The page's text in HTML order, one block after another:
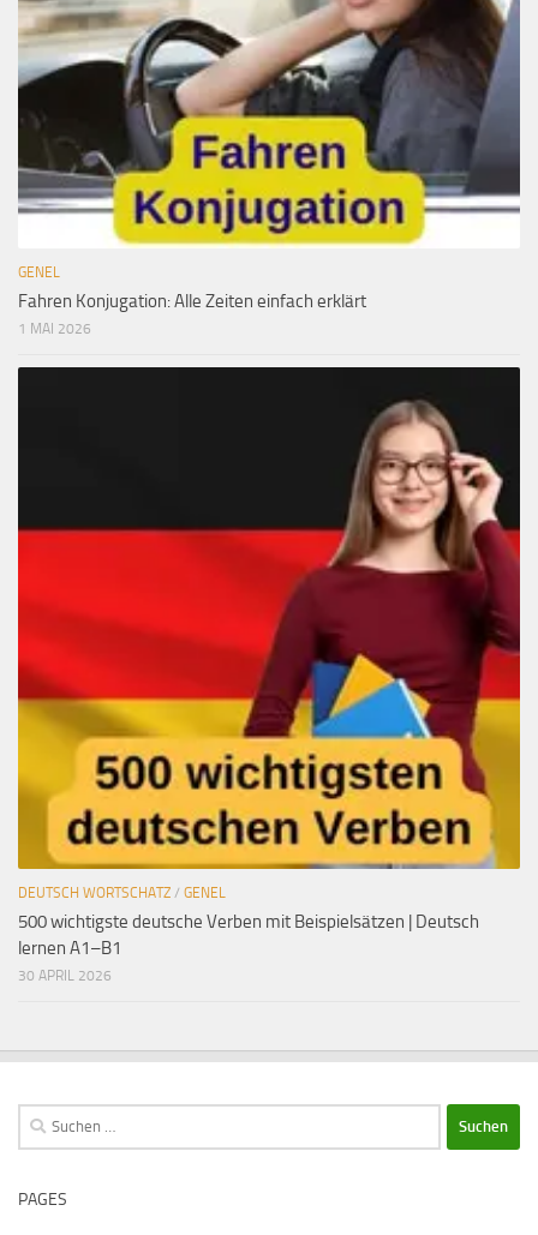
GENEL
Fahren Konjugation: Alle Zeiten einfach erklärt
1 MAI 2026
DEUTSCH WORTSCHATZ / GENEL
500 wichtigste deutsche Verben mit Beispielsätzen | Deutsch
lernen A1–B1
30 APRIL 2026
Suchen
nach:
PAGES